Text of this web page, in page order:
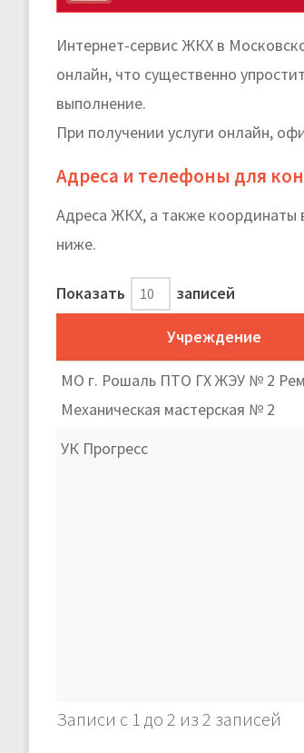
Интернет-сервис ЖКХ в
онлайн, что существенно
выполнение.
При получении услуги онлайн,
Адреса и телефоны для
Адреса ЖКХ, а также координаты
ниже.
Показать записей
Учреждение
МО г. Рошаль ПТО ГХ ЖЭУ № 2
Механическая мастерская № 2
УК Прогресс
Записи с 1 до 2 из 2 записей